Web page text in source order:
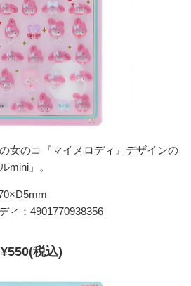
女のコ『マイメロディ』 デザインの
mini」。
ィ：4901770938356
税込)